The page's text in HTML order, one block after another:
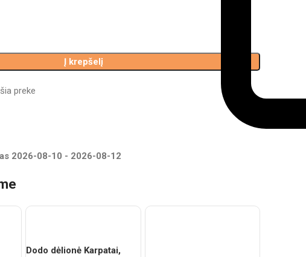
Į krepšelį
preke
2026-08-10 - 2026-08-12
Dodo dėlionė Karpatai,